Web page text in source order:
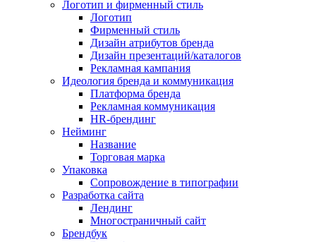
Логотип и фирменный стиль
Логотип
Фирменный стиль
Дизайн атрибутов бренда
Дизайн презентаций/каталогов
Рекламная кампания
Идеология бренда и коммуникация
Платформа бренда
Рекламная коммуникация
HR-брендинг
Нейминг
Название
Торговая марка
Упаковка
Сопровождение в типографии
Разработка сайта
Лендинг
Многостраничный сайт
Брендбук